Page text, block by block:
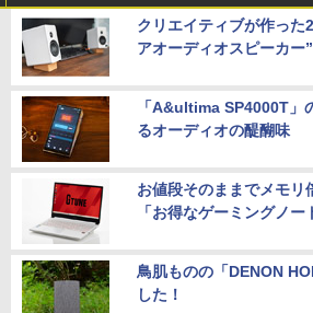
クリエイティブが作った
アオーディオスピーカー”
「A&ultima SP4000T」
るオーディオの醍醐味
お値段そのままでメモリ
「お得なゲーミングノー
鳥肌ものの「DENON
した！